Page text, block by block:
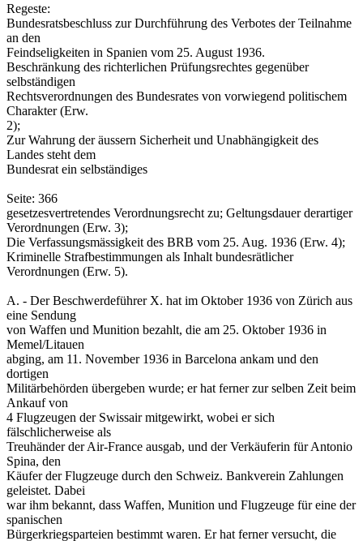
Regeste:
Bundesratsbeschluss zur Durchführung des Verbotes der Teilnahme
an den
Feindseligkeiten in Spanien vom 25. August 1936.
Beschränkung des richterlichen Prüfungsrechtes gegenüber
selbständigen
Rechtsverordnungen des Bundesrates von vorwiegend politischem
Charakter (Erw.
2);
Zur Wahrung der äussern Sicherheit und Unabhängigkeit des
Landes steht dem
Bundesrat ein selbständiges
Seite: 366
gesetzesvertretendes Verordnungsrecht zu; Geltungsdauer derartiger
Verordnungen (Erw. 3);
Die Verfassungsmässigkeit des BRB vom 25. Aug. 1936 (Erw. 4);
Kriminelle Strafbestimmungen als Inhalt bundesrätlicher
Verordnungen (Erw. 5).
A. - Der Beschwerdeführer X. hat im Oktober 1936 von Zürich aus
eine Sendung
von Waffen und Munition bezahlt, die am 25. Oktober 1936 in
Memel/Litauen
abging, am 11. November 1936 in Barcelona ankam und den
dortigen
Militärbehörden übergeben wurde; er hat ferner zur selben Zeit beim
Ankauf von
4 Flugzeugen der Swissair mitgewirkt, wobei er sich
fälschlicherweise als
Treuhänder der Air-France ausgab, und der Verkäuferin für Antonio
Spina, den
Käufer der Flugzeuge durch den Schweiz. Bankverein Zahlungen
geleistet. Dabei
war ihm bekannt, dass Waffen, Munition und Flugzeuge für eine der
spanischen
Bürgerkriegsparteien bestimmt waren. Er hat ferner versucht, die